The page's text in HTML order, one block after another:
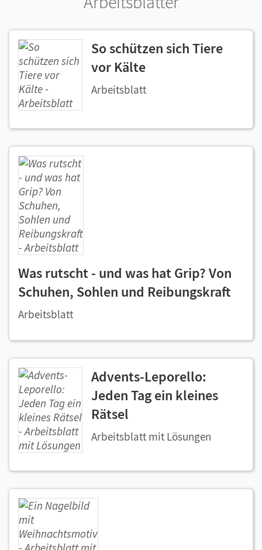
So schützen sich Tiere
vor Kälte
Arbeitsblatt
Was rutscht - und was hat Grip? Von
Schuhen, Sohlen und Reibungskraft
Arbeitsblatt
Advents-Leporello:
Jeden Tag ein kleines
Rätsel
Arbeitsblatt mit Lösungen